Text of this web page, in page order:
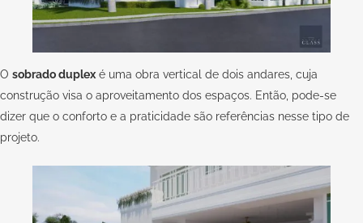
O sobrado duplex é uma obra vertical de dois andares, cuja
construção visa o aproveitamento dos espaços. Então, pode-se
dizer que o conforto e a praticidade são referências nesse tipo de
projeto.